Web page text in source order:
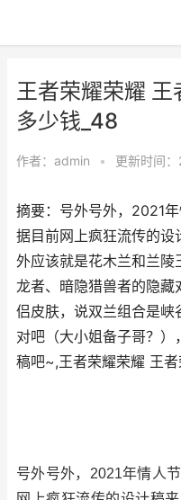
王者荣耀荣耀
多少钱_48
作者： admin • 更新时间
摘要：号外号外，2021
据目前网上疯狂流传的设
外应该就是花木兰和兰
龙者、暗隐猎兽者的隐
侣皮肤，说双兰组合是峡
对吧（大小姐备子哥？
稿吧~,王者荣耀荣耀 王
号外号外，2021年情人